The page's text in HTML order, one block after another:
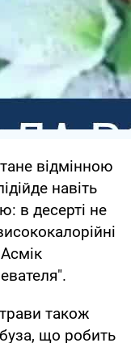
відмінною
навіть
в десерті не
також
що робить